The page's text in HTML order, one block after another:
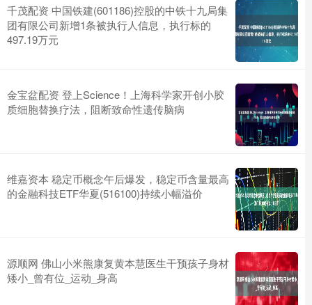
千茂配资 中国铁建(601186)控股的中铁十九局集
团有限公司新增1条被执行人信息，执行标的
497.19万元
金宝盆配资 登上Science！上海科学家开创小胶
质细胞替换疗法，阻断致命性遗传脑病
维嘉资本 稳定币概念午后爆发，稳定币含量最高
的金融科技ETF华夏(516100)持续小幅溢价
源顺网 佛山小米熊康复黄本慧医生干预孩子身材
矮小_曾有位_运动_身高